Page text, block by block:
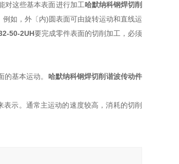
对这些基本表面进行加工哈默纳科钢焊切削
如，外〔内)圆表面可由旋转运动和直线运
50-2UH要完成零件表面的切削加工，必须
基本运动。 哈默纳科钢焊切削谐波传动件
示。通常主运动的速度较高，消耗的切削